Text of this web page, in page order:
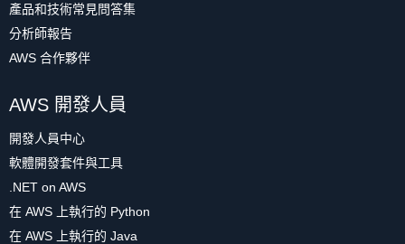
產品和技術常見問答集
分析師報告
AWS 合作夥伴
AWS 開發人員
開發人員中心
軟體開發套件與工具
.NET on AWS
在 AWS 上執行的 Python
在 AWS 上執行的 Java